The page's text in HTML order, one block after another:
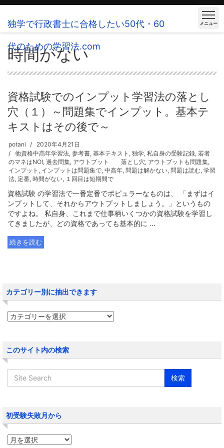
独学で行政書士に合格したい50代・60
代のための学習法.com
メニュー
時間がない
資格試験でのインプット学習法の落とし
穴（１）～問題集でインプット。基本テ
キストはその後で～
potani
2020年4月21日
他資格中高年学習法, 参考書, 基本テキスト , 独学, 私自身の受験記録, 若者
のマネはNO!, 過去問集, アウトプット 落とし穴, アウトプットも問題集,
インプット , インプットは問題集で, 中高年, 問題は解かない, 問題は読む, 学習
法, 定番, 時間がない, １回目は短期間で
資格試験 の学習法で一番定番でポピュラーなものは、 「まずはイ
ンプットして、それからアウトプットしましょう。」というもの
ですよね。 私自身、これまで仕事柄いくつかの資格試験を学習し
てきましたが、どの資格であっても基本的に ...
続きを読む
カテゴリー別に抽出できます
このサイト内の検索
初受験失敗月から